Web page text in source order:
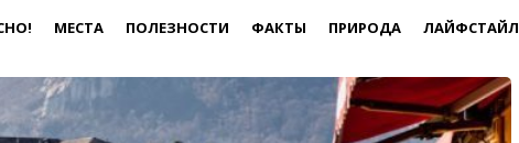
МЕСТА ПОЛЕЗНОСТИ ФАКТЫ ПРИРОДА ЛАЙФСТАЙЛ